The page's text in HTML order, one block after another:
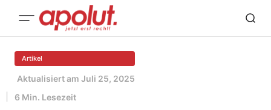
Artikel
Aktualisiert am Juli 25, 2025
6 Min. Lesezeit